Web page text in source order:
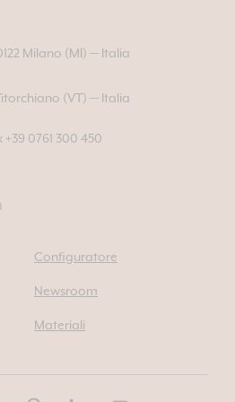
Milano (MI) — Italia
(VT) — Italia
+39 0761 300 450
Configuratore
Newsroom
Materiali